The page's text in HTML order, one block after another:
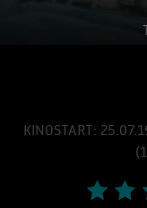
KINOSTART: